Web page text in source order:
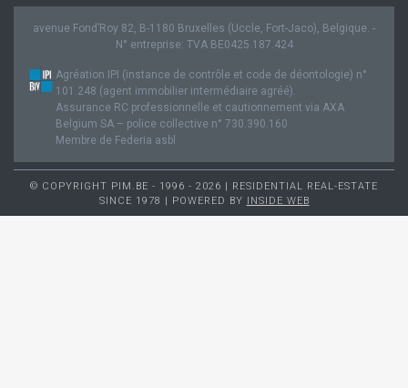
avenue Fond’Roy 82, B-1180 Bruxelles (Uccle, Fort-Jaco), Belgique. -
N° entreprise: TVA BE0425.187.424
Agréation IPI (instance de contrôle et code de déontologie) n°
101.248 (agent immobilier intermédiaire agréé).
Assurance RC professionnelle et cautionnement via AXA
Belgium SA – police collective n° 730.390.160
Membre de Federia asbl
© COPYRIGHT PIM.BE - 1996 - 2026 | RESIDENTIAL REAL-ESTATE
SINCE 1978 | POWERED BY INSIDE WEB